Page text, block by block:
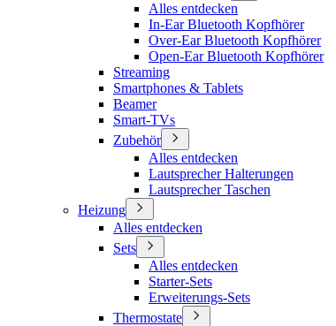
Alles entdecken
In-Ear Bluetooth Kopfhörer
Over-Ear Bluetooth Kopfhörer
Open-Ear Bluetooth Kopfhörer
Streaming
Smartphones & Tablets
Beamer
Smart-TVs
Zubehör
Alles entdecken
Lautsprecher Halterungen
Lautsprecher Taschen
Heizung
Alles entdecken
Sets
Alles entdecken
Starter-Sets
Erweiterungs-Sets
Thermostate